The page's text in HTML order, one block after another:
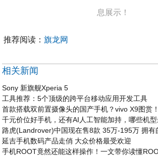
息展示！
推荐阅读：旗龙网
相关新闻
Sony 新旗舰Xperia 5
工具推荐：5个顶级的跨平台移动应用开发工具
首款搭载双前置摄像头的国产手机？vivo X9图赏！
千元价位好手机，还有AI人工智能加持，哪些机型
路虎(Landrover)中国现在售8款 35万-195万 拥有
延吉手机数码产品走俏 大众价格最受欢迎
手机ROOT竟然还能这样操作！一文带你读懂